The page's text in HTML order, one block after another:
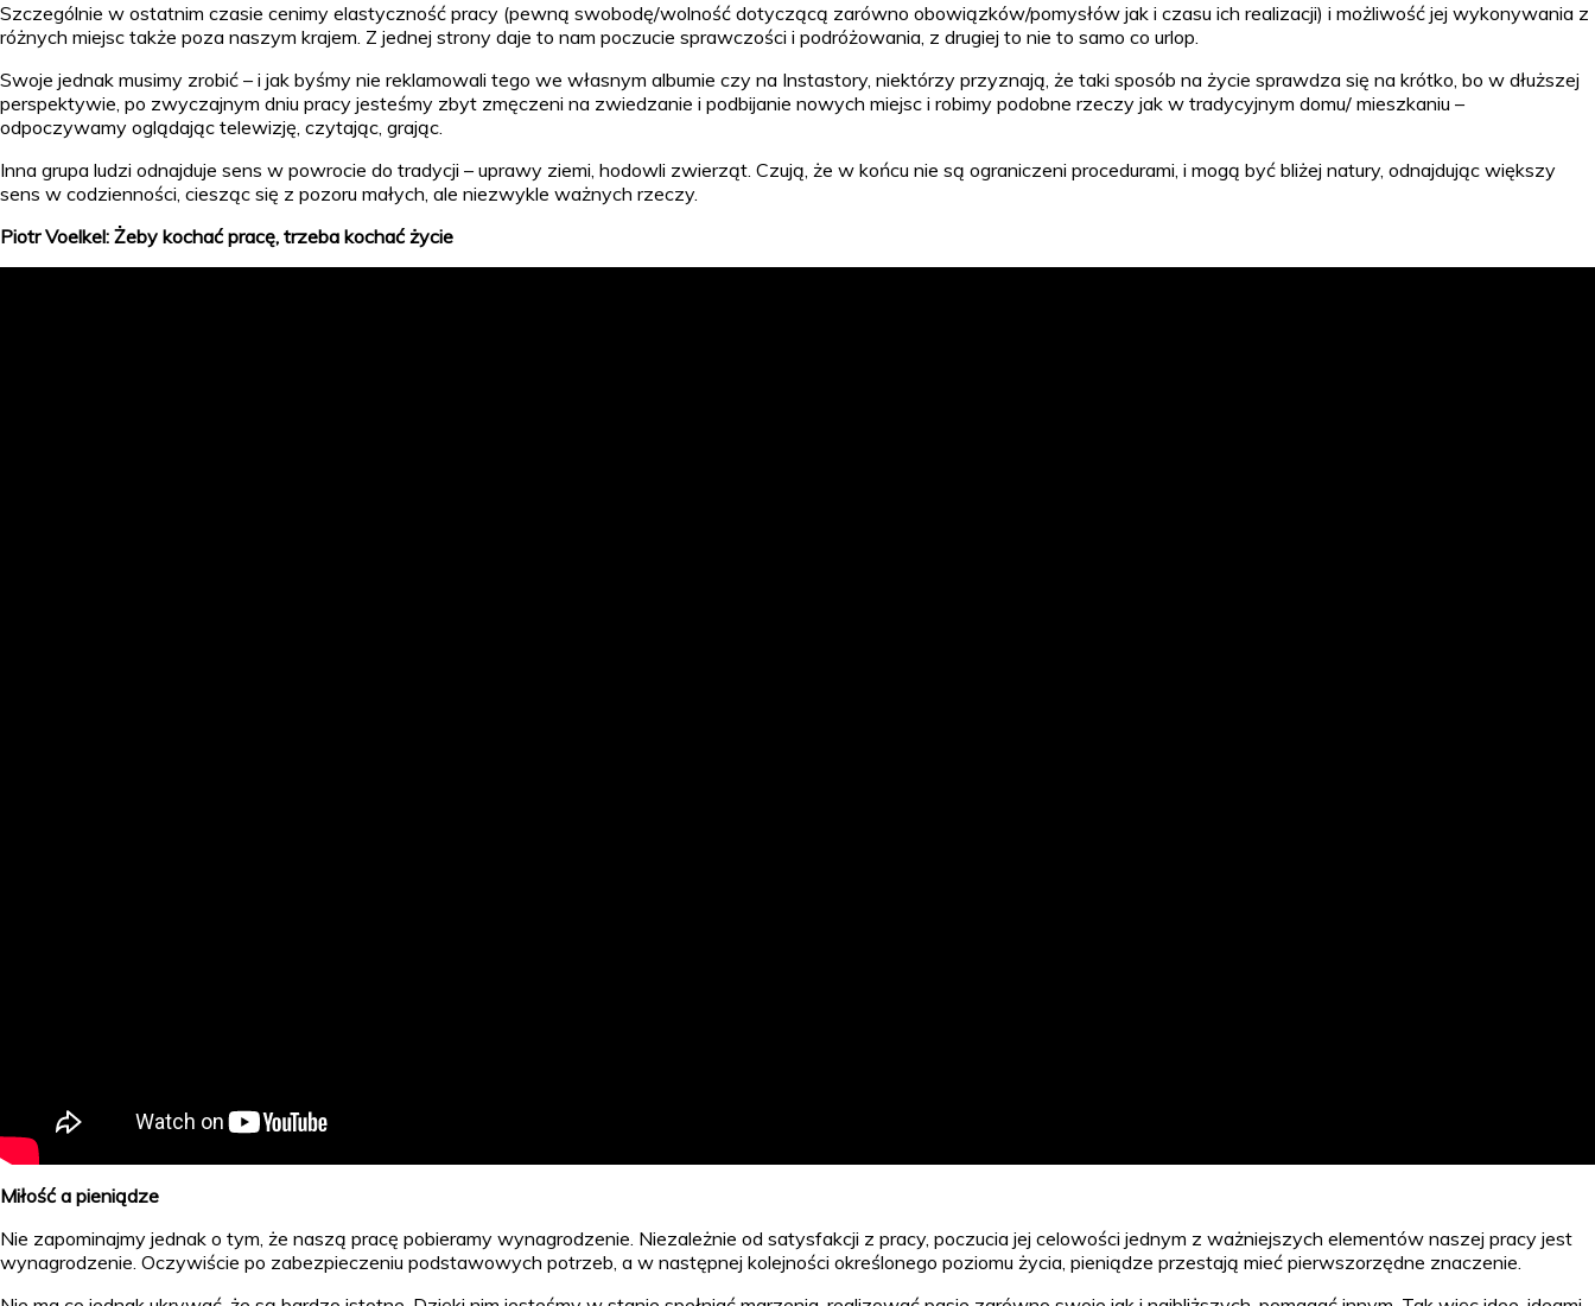
Szczególnie w ostatnim czasie cenimy elastyczność pracy (pewną swobodę/wolność dotyczącą zarówno obowiązków/pomysłów jak i czasu ich realizacji) i możliwość jej wykonywania z
różnych miejsc także poza naszym krajem. Z jednej strony daje to nam poczucie sprawczości i podróżowania, z drugiej to nie to samo co urlop.
Swoje jednak musimy zrobić – i jak byśmy nie reklamowali tego we własnym albumie czy na Instastory, niektórzy przyznają, że taki sposób na życie sprawdza się na krótko, bo w dłuższej
perspektywie, po zwyczajnym dniu pracy jesteśmy zbyt zmęczeni na zwiedzanie i podbijanie nowych miejsc i robimy podobne rzeczy jak w tradycyjnym domu/ mieszkaniu –
odpoczywamy oglądając telewizję, czytając, grając.
Inna grupa ludzi odnajduje sens w powrocie do tradycji – uprawy ziemi, hodowli zwierząt. Czują, że w końcu nie są ograniczeni procedurami, i mogą być bliżej natury, odnajdując większy
sens w codzienności, ciesząc się z pozoru małych, ale niezwykle ważnych rzeczy.
Piotr Voelkel: Żeby kochać pracę, trzeba kochać życie
Miłość a pieniądze
Nie zapominajmy jednak o tym, że naszą pracę pobieramy wynagrodzenie. Niezależnie od satysfakcji z pracy, poczucia jej celowości jednym z ważniejszych elementów naszej pracy jest
wynagrodzenie. Oczywiście po zabezpieczeniu podstawowych potrzeb, a w następnej kolejności określonego poziomu życia, pieniądze przestają mieć pierwszorzędne znaczenie.